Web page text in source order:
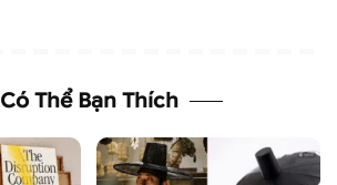
Có Thể Bạn Thích